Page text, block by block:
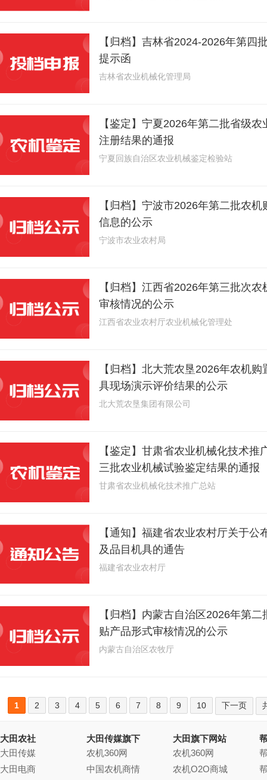
【归档】吉林省2024-2026年第四
提示函
吉林省农业机械化管理局
【鉴定】宁夏2026年第二批省级
注册结果的通报
宁夏回族自治区农业机械鉴定检验站
【归档】宁波市2026年第二批农
信息的公示
宁波市农业农村局
【归档】江西省2026年第三批次
审核情况的公示
江西省农业农村厅农业机械化管理处
【归档】北大荒农垦2026年农机
具现场演示评价结果的公示
北大荒农垦集团有限公司
【鉴定】甘肃省农业机械化技术推
三批农业机械试验鉴定结果的通报
甘肃省农业机械化技术推广总站
【通知】福建省农业农村厅关于公
及品目机具的通告
福建省农业农村厅
【归档】内蒙古自治区2026年第
贴产品形式审核情况的公示
内蒙古自治区农牧厅
1 2 3 4 5 6 7 8 9 10 下一页
大田农社
大田传媒
大田电商
大田传媒旗下
农机360网
中国农机商情
大田旗下网站
农机360网
农机O2O商城